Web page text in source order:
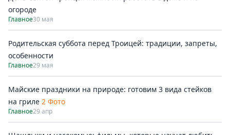
огороде
Главное30 мая
Родительская суббота перед Троицей: традиции, запреты,
особенности
Главное29 мая
Майские праздники на природе: готовим 3 вида стейков
на гриле 2 Фото
Главное29 апр